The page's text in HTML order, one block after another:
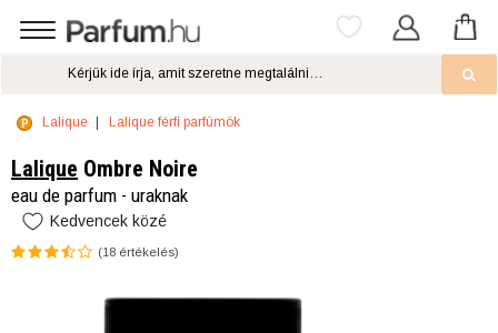
Lalique Lalique férfi parfümök
Lalique Ombre Noire
eau de parfum - uraknak
Kedvencek közé
(18 értékelés)